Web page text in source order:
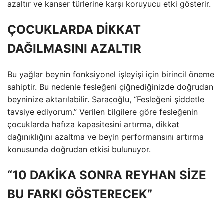
azaltır ve kanser türlerine karşı koruyucu etki gösterir.
ÇOCUKLARDA DİKKAT
DAĞILMASINI AZALTIR
Bu yağlar beynin fonksiyonel işleyişi için birincil öneme
sahiptir. Bu nedenle fesleğeni çiğnediğinizde doğrudan
beyninize aktarılabilir. Saraçoğlu, “Fesleğeni şiddetle
tavsiye ediyorum.” Verilen bilgilere göre fesleğenin
çocuklarda hafıza kapasitesini artırma, dikkat
dağınıklığını azaltma ve beyin performansını artırma
konusunda doğrudan etkisi bulunuyor.
“10 DAKİKA SONRA REYHAN SİZE
BU FARKI GÖSTERECEK”